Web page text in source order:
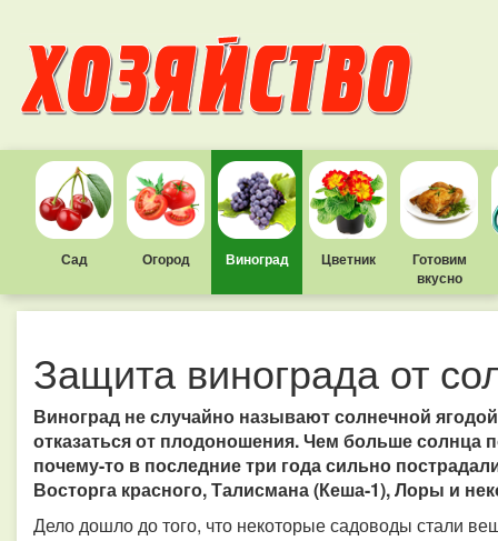
Сад Огород Виноград Цветник
Готовим
вкусно
Защита винограда от
Виноград не случайно называют солнечной
отказаться от плодоношения. Чем больше солнца
почему-то в последние три года сильно
Восторга красного, Талисмана (Кеша-1), Лоры и
Дело дошло до того, что некоторые садоводы стали